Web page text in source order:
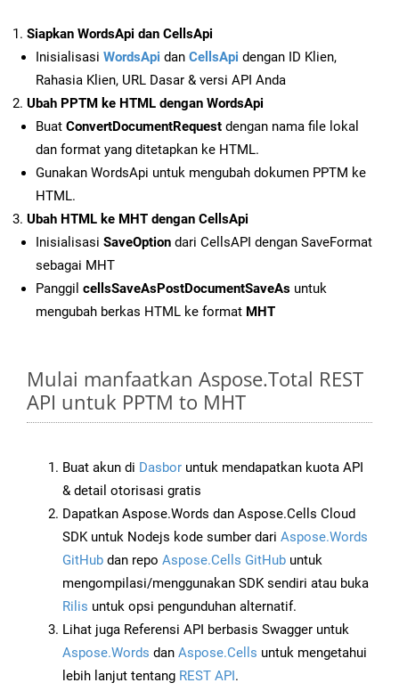
Siapkan WordsApi dan CellsApi
Inisialisasi WordsApi dan CellsApi dengan ID Klien,
Rahasia Klien, URL Dasar & versi API Anda
Ubah PPTM ke HTML dengan WordsApi
Buat ConvertDocumentRequest dengan nama file lokal
dan format yang ditetapkan ke HTML.
Gunakan WordsApi untuk mengubah dokumen PPTM ke
HTML.
Ubah HTML ke MHT dengan CellsApi
Inisialisasi SaveOption dari CellsAPI dengan SaveFormat
sebagai MHT
Panggil cellsSaveAsPostDocumentSaveAs untuk
mengubah berkas HTML ke format MHT
Mulai manfaatkan Aspose.Total REST
API untuk PPTM to MHT
Buat akun di Dasbor untuk mendapatkan kuota API
& detail otorisasi gratis
Dapatkan Aspose.Words dan Aspose.Cells Cloud
SDK untuk Nodejs kode sumber dari Aspose.Words
GitHub dan repo Aspose.Cells GitHub untuk
mengompilasi/menggunakan SDK sendiri atau buka
Rilis untuk opsi pengunduhan alternatif.
Lihat juga Referensi API berbasis Swagger untuk
Aspose.Words dan Aspose.Cells untuk mengetahui
lebih lanjut tentang REST API.